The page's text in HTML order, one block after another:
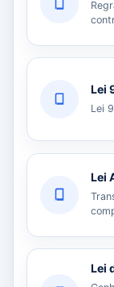
Lei
Lei
Lei
Lei